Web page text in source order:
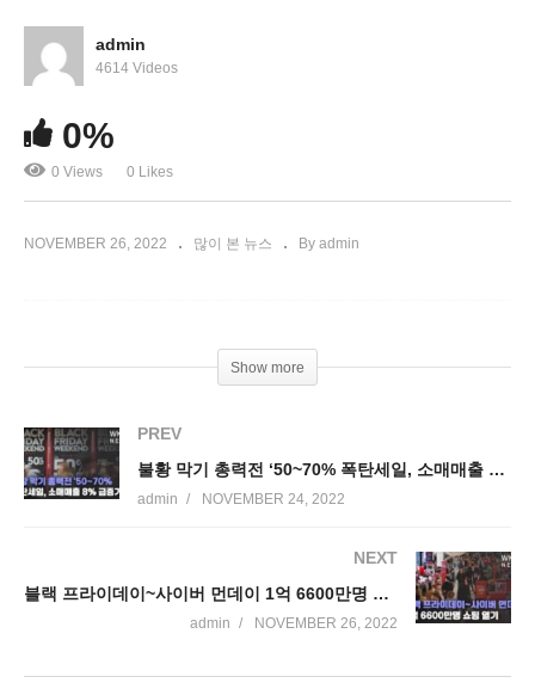
‘아직 양호’
admin
4614 Videos
0%
0 Views 0 Likes
NOVEMBER 26, 2022 많이 본 뉴스 By admin
Show more
PREV
불황 막기 총력전 ‘50~70% 폭탄세일, 소매매출 8% 급증기대’
admin NOVEMBER 24, 2022
NEXT
블랙 프라이데이~사이버 먼데이 1억 6600만명 쇼핑 열기
admin NOVEMBER 26, 2022